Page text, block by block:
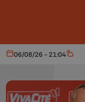
Aujourd'hui
06/08/26 - 21:04 Météo